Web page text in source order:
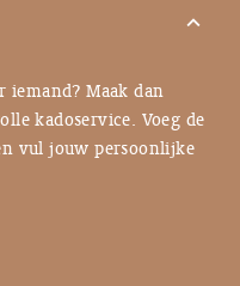
expand_more
iemand? Maak dan
kadoservice. Voeg de
vul jouw persoonlijke